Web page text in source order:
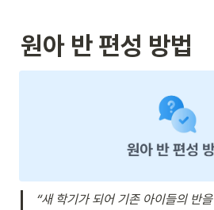
원아 반 편성 방법
“새 학기가 되어 기존 아이들의 반